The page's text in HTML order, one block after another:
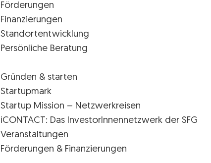
Förderungen
Finanzierungen
Standortentwicklung
Persönliche Beratung
Gründen & starten
Startupmark
Startup Mission – Netzwerkreisen
iCONTACT: Das InvestorInnennetzwerk der SFG
Veranstaltungen
Förderungen & Finanzierungen